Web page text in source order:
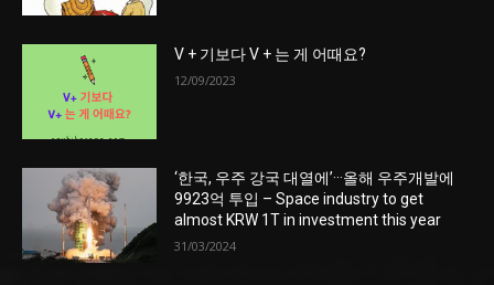
V + 기보다 V + 는 게 어때요?
12/09/2023
‘한국, 우주 강국 대열에’···올해 우주개발에
9923억 투입 – Space industry to get
almost KRW 1T in investment this year
31/03/2024